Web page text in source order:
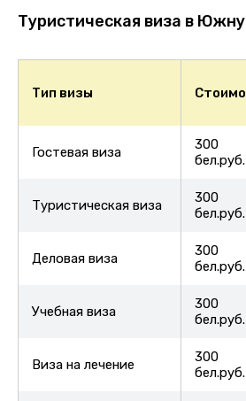
Туристическая виза в
Тип визы
Гостевая виза
300
бел.руб.
Туристическая виза
300
бел.руб.
Деловая виза
300
бел.руб.
Учебная виза
300
бел.руб.
Виза на лечение
300
бел.руб.